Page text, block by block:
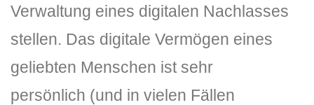
Videoanleitung und Manual
Verwaltung eines digitalen Nachlasses
stellen. Das digitale Vermögen eines
geliebten Menschen ist sehr
persönlich (und in vielen Fällen